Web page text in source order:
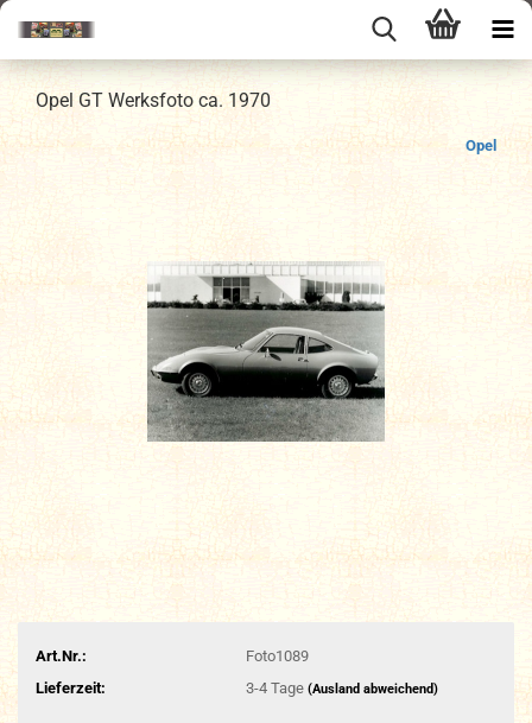
Opel GT Werksfoto ca. 1970
Opel
Art.Nr.:
Foto1089
Lieferzeit:
3-4 Tage (Ausland abweichend)